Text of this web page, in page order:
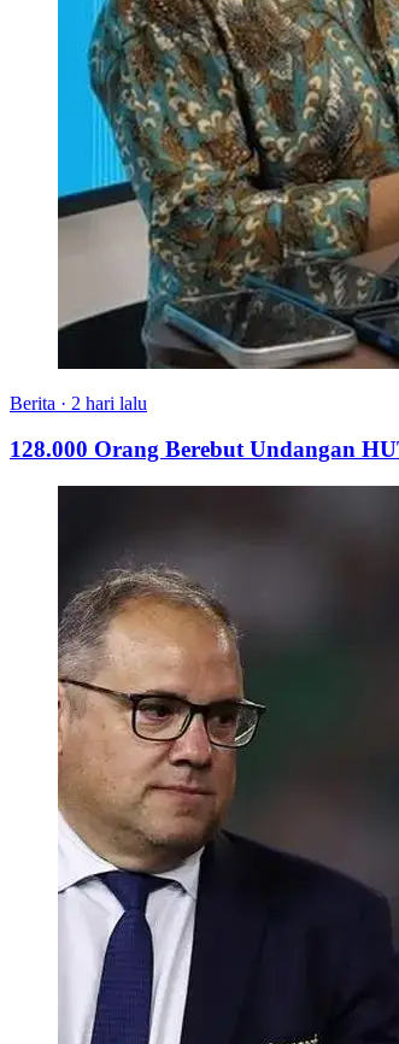
Berita · 2 hari lalu
128.000 Orang Berebut Undangan